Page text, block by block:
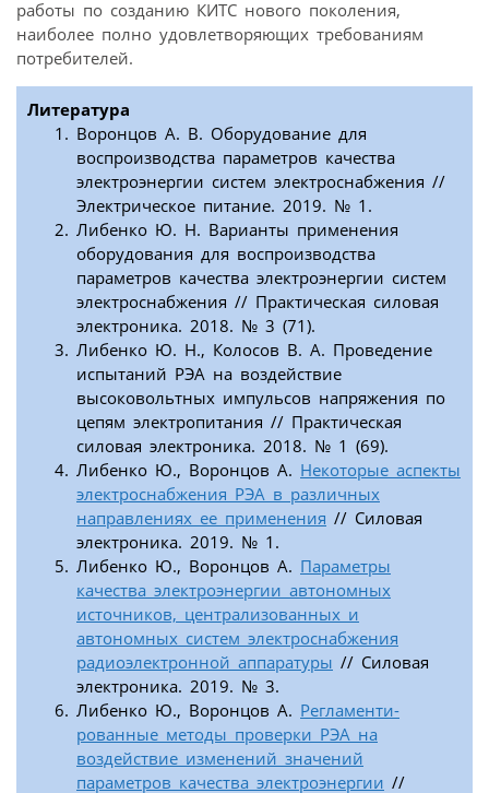
работы по созданию КИТС нового поколения,
наиболее полно удовлетворяющих требованиям
потребителей.
Литература
Воронцов А. В. Оборудование для
воспроизводства параметров качества
электроэнергии систем электроснабжения //
Электрическое питание. 2019. № 1.
Либенко Ю. Н. Варианты применения
оборудования для воспроизводства
параметров качества электроэнергии систем
электроснабжения // Практическая силовая
электроника. 2018. № 3 (71).
Либенко Ю. Н., Колосов В. А. Проведение
испытаний РЭА на воздействие
высоковольтных импульсов напряжения по
цепям электропитания // Практическая
силовая электроника. 2018. № 1 (69).
Либенко Ю., Воронцов А. Некоторые аспекты
электроснабжения РЭА в различных
направлениях ее применения // Силовая
электроника. 2019. № 1.
Либенко Ю., Воронцов А. Параметры
качества электроэнергии автономных
источников, централизованных и
автономных систем электроснабжения
радиоэлектронной аппаратуры // Силовая
электроника. 2019. № 3.
Либенко Ю., Воронцов А. Регламенти­
рованные методы проверки РЭА на
воздействие изменений значений
параметров качества электроэнергии //